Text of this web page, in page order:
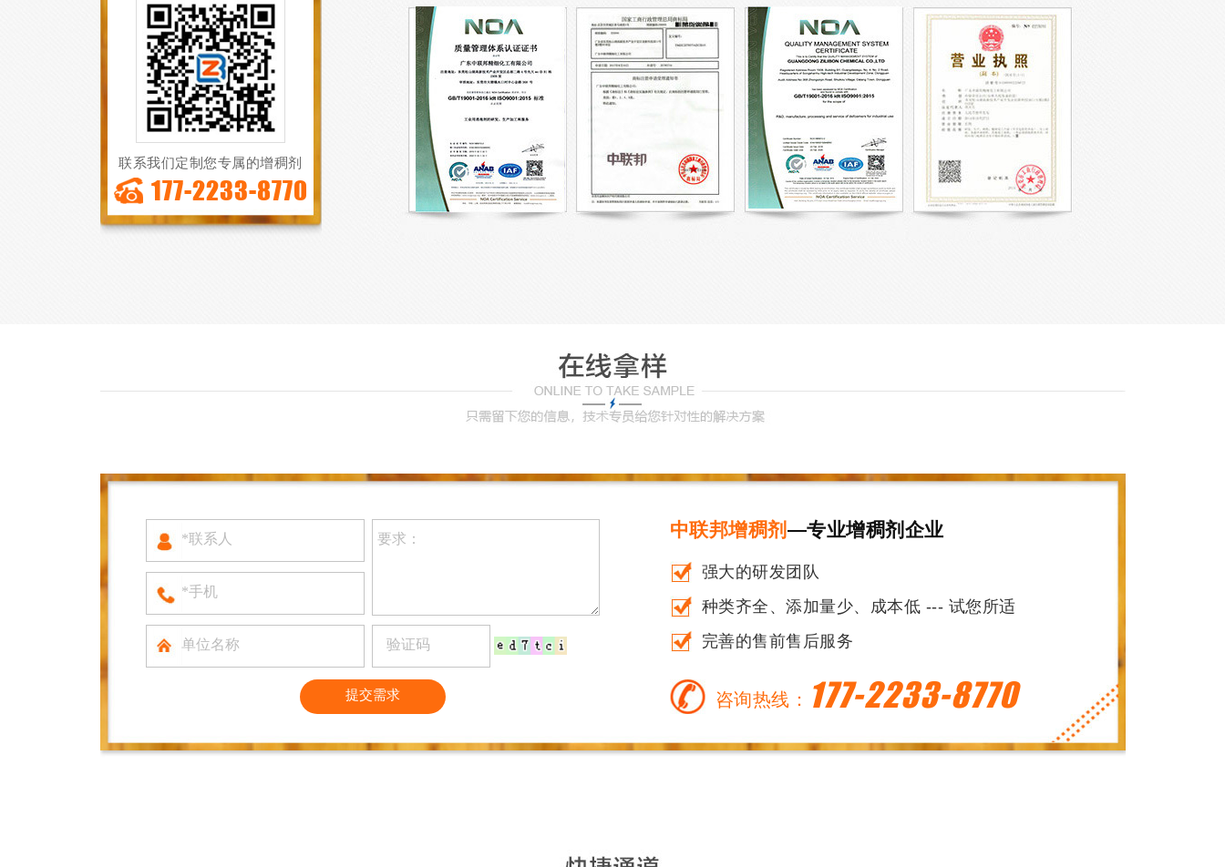
联系我们定制您专属的增稠剂
177-2233-8770
中联邦增稠剂 —专业增稠剂企业
强大的研发团队
种类齐全、添加量少、成本低 --- 试您所适
完善的售前售后服务
咨询热线： 177-2233-8770